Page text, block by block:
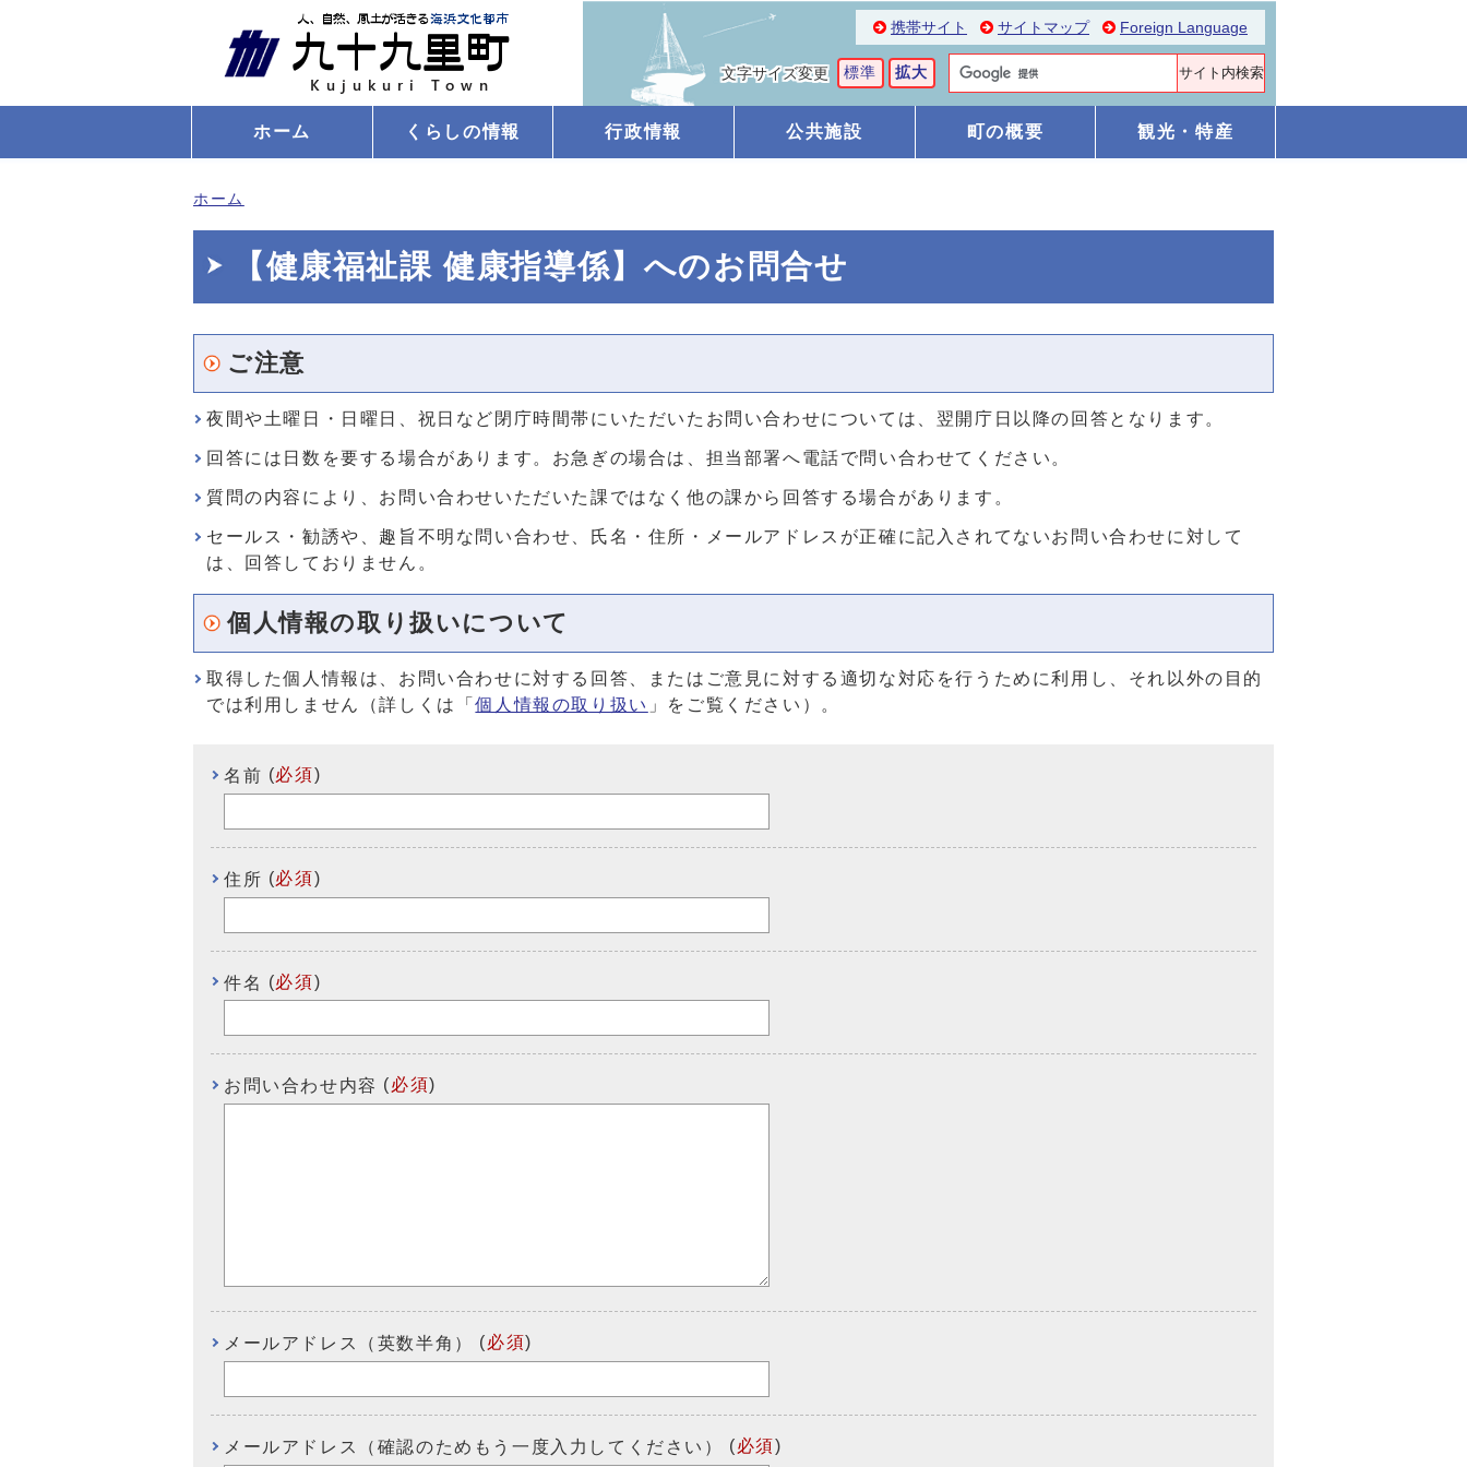
携帯サイト サイトマップ Foreign Language
文字サイズ変更 標準 拡大
ホーム くらしの情報 行政情報 公共施設 町の概要 観光・特産
ホーム
【健康福祉課 健康指導係】へのお問合せ
ご注意
夜間や土曜日・日曜日、祝日など閉庁時間帯にいただいたお問い合わせについては、翌開庁日以降の回答となります。
回答には日数を要する場合があります。お急ぎの場合は、担当部署へ電話で問い合わせてください。
質問の内容により、お問い合わせいただいた課ではなく他の課から回答する場合があります。
セールス・勧誘や、趣旨不明な問い合わせ、氏名・住所・メールアドレスが正確に記入されてないお問い合わせに対して
は、回答しておりません。
個人情報の取り扱いについて
取得した個人情報は、お問い合わせに対する回答、またはご意見に対する適切な対応を行うために利用し、それ以外の目的
では利用しません（詳しくは「個人情報の取り扱い 」をご覧ください）。
名前 (必須)
住所 (必須)
件名 (必須)
お問い合わせ内容 (必須)
メールアドレス（英数半角） (必須)
メールアドレス（確認のためもう一度入力してください） (必須)